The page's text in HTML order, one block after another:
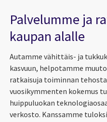
Palvelumme ja
kaupan alalle
Autamme vähittäis- ja
kasvuun, helpotamme
ratkaisuja toiminnan
vuosikymmenten kokemus
huippuluokan
verkosto. Kanssamme